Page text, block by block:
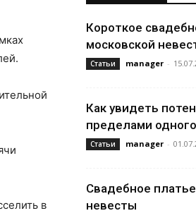
в
Короткое
московской
Статьи manager -
Как увидеть
пределами
Статьи manager -
Свадебное
невесты